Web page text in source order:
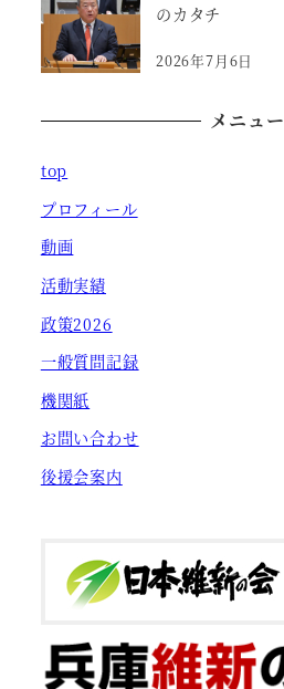
のカタチ
2026年7月6日
メニュー
top
プロフィール
動画
活動実績
政策2026
一般質問記録
機関紙
お問い合わせ
後援会案内